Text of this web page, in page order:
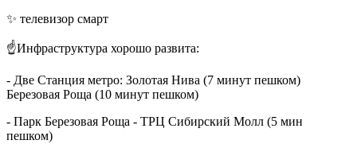
✨ телевизор смарт
☝️Инфраструктура хорошо развита:
- Две Станция метро: Золотая Нива (7 минут пешком)
Березовая Роща (10 минут пешком)
- Парк Березовая Роща - ТРЦ Сибирский Молл (5 мин
пешком)